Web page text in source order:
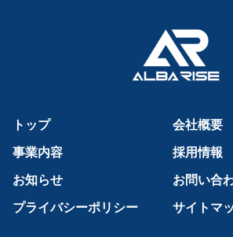
トップ 会社概要
事業内容 採用情報
お知らせ お問い合
プライバシーポリシー サイトマ